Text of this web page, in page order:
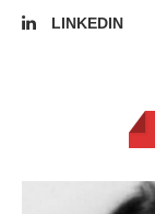
LINKEDIN